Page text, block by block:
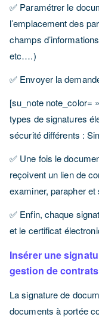
✅ Paramétrer le
l’emplacement des
champs
etc….)
✅ Envoyer la
[su_note note_color=
types de signatures
sécurité différents :
✅ Une fois le
reçoivent un lien de
examiner, parapher
✅ Enfin, chaque
et le certificat
Insérer une
gestion de contrats
La signature de
documents à portée